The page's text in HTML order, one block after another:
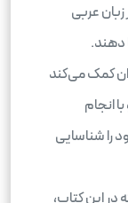
عربی
دهند.
کمک می‌کند
انجام
را شناسایی
در این کتاب،